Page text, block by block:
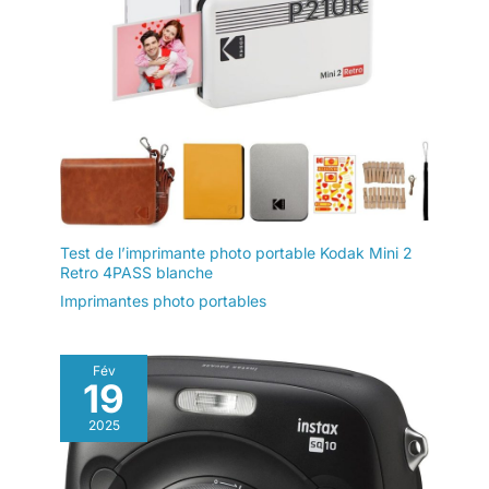
Test de l’imprimante photo portable Kodak Mini 2
Retro 4PASS blanche
Imprimantes photo portables
Fév
19
2025